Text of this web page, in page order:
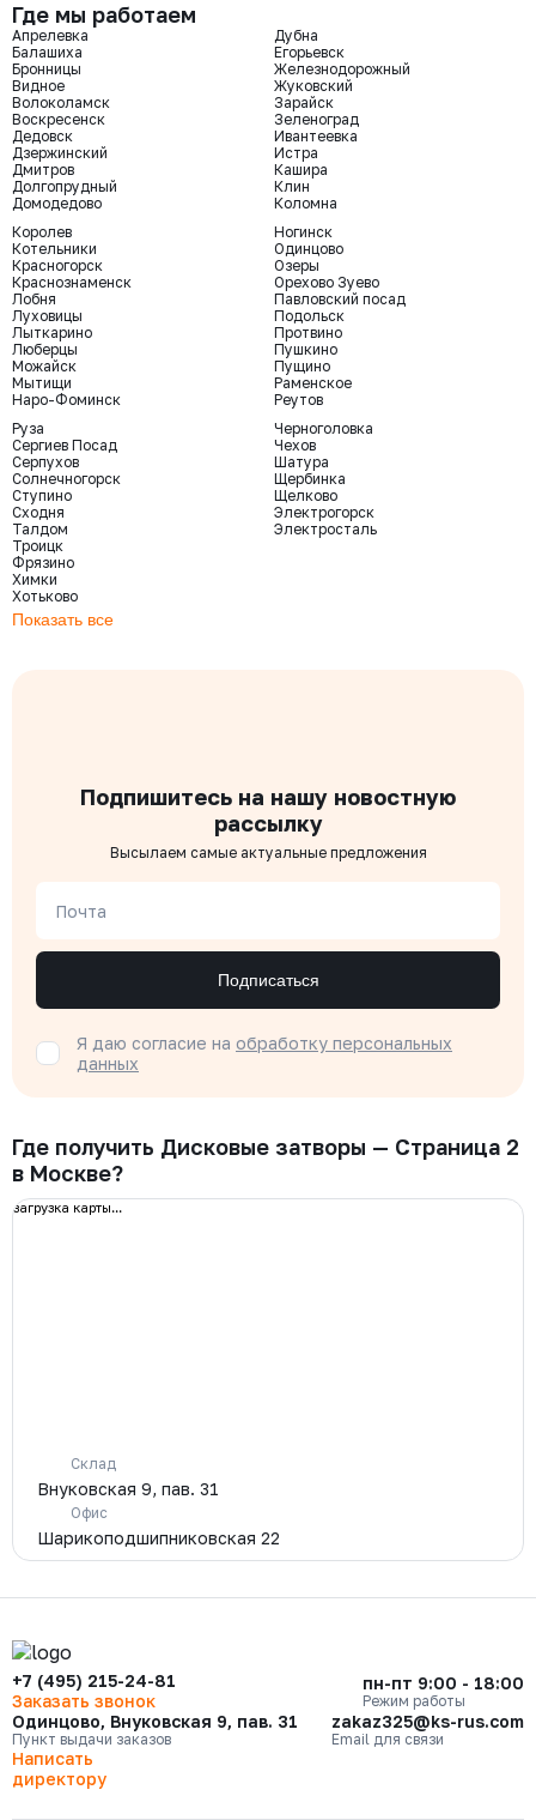
Где мы работаем
Апрелевка
Балашиха
Бронницы
Видное
Волоколамск
Воскресенск
Дедовск
Дзержинский
Дмитров
Долгопрудный
Домодедово
Дубна
Егорьевск
Железнодорожный
Жуковский
Зарайск
Зеленоград
Ивантеевка
Истра
Кашира
Клин
Коломна
Королев
Котельники
Красногорск
Краснознаменск
Лобня
Луховицы
Лыткарино
Люберцы
Можайск
Мытищи
Наро-Фоминск
Ногинск
Одинцово
Озеры
Орехово Зуево
Павловский посад
Подольск
Протвино
Пушкино
Пущино
Раменское
Реутов
Руза
Сергиев Посад
Серпухов
Солнечногорск
Ступино
Сходня
Талдом
Троицк
Фрязино
Химки
Хотьково
Черноголовка
Чехов
Шатура
Щербинка
Щелково
Электрогорск
Электросталь
Показать все
Подпишитесь на нашу новостную
рассылку
Высылаем самые актуальные предложения
Почта
Подписаться
Я даю согласие на обработку персональных
данных
Где получить Дисковые затворы — Страница 2
в Москве?
загрузка карты...
Склад
Внуковская 9, пав. 31
Офис
Шарикоподшипниковская 22
+7 (495) 215-24-81
Заказать звонок
пн-пт 9:00 - 18:00
Режим работы
Одинцово, Внуковская 9, пав. 31
Пункт выдачи заказов
zakaz325@ks-rus.com
Email для связи
Написать
директору